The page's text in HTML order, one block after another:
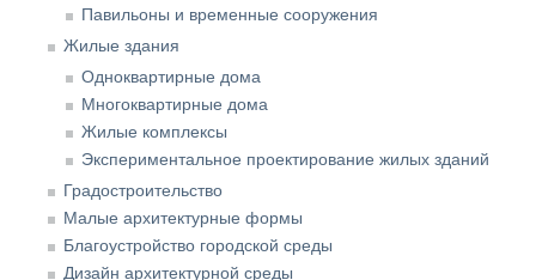
Павильоны и временные сооружения
Жилые здания
Одноквартирные дома
Многоквартирные дома
Жилые комплексы
Экспериментальное проектирование жилых зданий
Градостроительство
Малые архитектурные формы
Благоустройство городской среды
Дизайн архитектурной среды